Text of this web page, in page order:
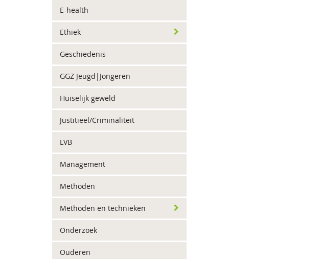
E-health
Ethiek
Geschiedenis
GGZ Jeugd|Jongeren
Huiselijk geweld
Justitieel/Criminaliteit
LVB
Management
Methoden
Methoden en technieken
Onderzoek
Ouderen